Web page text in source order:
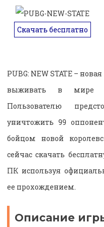
Скачать бесплатно
PUBG: NEW STATE –
выживать в мире
Пользователю
уничтожить 99
бойцом новой
сейчас скачать
ПК используя
ее прохождением.
Описание